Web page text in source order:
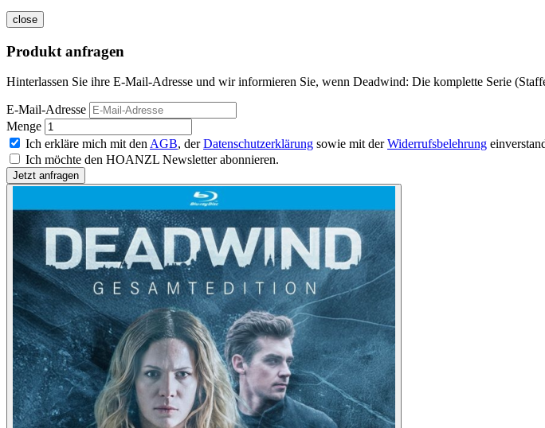
close
Produkt anfragen
Hinterlassen Sie ihre E-Mail-Adresse und wir informieren Sie, wenn Deadwind: Die komplette Serie
E-Mail-Adresse
Menge
Ich erkläre mich mit den AGB, derDatenschutzerklärung sowie mit derWiderrufsbelehrung
Ich möchte den HOANZL Newsletter abonnieren.